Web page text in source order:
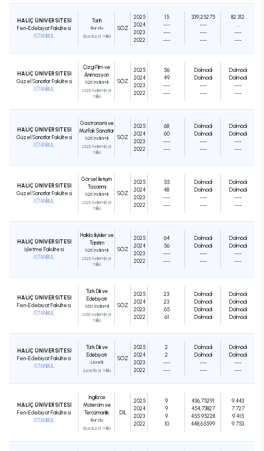
HALİÇ ÜNİVERSİTESİ
Fen-Edebiyat Fakültesi
İSTANBUL
Tarih
Burslu
(Burslu) (4 Yıllık)
SÖZ
2025
2024
2023
2022
15
---
---
---
339,25275
---
---
---
82.312
---
---
HALİÇ ÜNİVERSİTESİ
Güzel Sanatlar Fakültesi
İSTANBUL
Çizgi Film ve
Animasyon
%25 İndirimli
(%25 İndirimli) (4
Yıllık)
SÖZ
2025
2024
2023
2022
56
49
---
---
Dolmadı
Dolmadı
---
---
Dolmadı
Dolmadı
---
---
HALİÇ ÜNİVERSİTESİ
Güzel Sanatlar Fakültesi
İSTANBUL
Gastronomi ve
Mutfak Sanatları
%25 İndirimli
(%25 İndirimli) (4
Yıllık)
SÖZ
2025
2024
2023
2022
68
60
---
---
Dolmadı
Dolmadı
---
---
Dolmadı
Dolmadı
---
---
HALİÇ ÜNİVERSİTESİ
Güzel Sanatlar Fakültesi
İSTANBUL
Görsel İletişim
Tasarımı
%25 İndirimli
(%25 İndirimli) (4
Yıllık)
SÖZ
2025
2024
2023
2022
55
48
---
---
Dolmadı
Dolmadı
---
---
Dolmadı
Dolmadı
---
---
HALİÇ ÜNİVERSİTESİ
İşletme Fakültesi
İSTANBUL
Halkla İlişkiler ve
Tanıtım
%25 İndirimli
(%25 İndirimli) (4
Yıllık)
SÖZ
2025
2024
2023
2022
64
56
---
---
Dolmadı
Dolmadı
---
---
Dolmadı
Dolmadı
---
---
HALİÇ ÜNİVERSİTESİ
Fen-Edebiyat Fakültesi
İSTANBUL
Türk Dili ve
Edebiyatı
%50 İndirimli
(%50 İndirimli) (4
Yıllık)
SÖZ
2025
2024
2023
2022
23
23
65
61
Dolmadı
Dolmadı
Dolmadı
Dolmadı
Dolmadı
Dolmadı
Dolmadı
Dolmadı
HALİÇ ÜNİVERSİTESİ
Fen-Edebiyat Fakültesi
İSTANBUL
Türk Dili ve
Edebiyatı
Ücretli
(Ücretli) (4 Yıllık)
SÖZ
2025
2024
2023
2022
2
2
---
---
Dolmadı
Dolmadı
---
---
Dolmadı
Dolmadı
---
---
HALİÇ ÜNİVERSİTESİ
Fen-Edebiyat Fakültesi
İSTANBUL
İngilizce
Mütercim ve
Tercümanlık
Burslu
(Burslu) (4 Yıllık)
DIL
2025
2024
2023
2022
9
9
9
10
436,75291
454,73827
455,95228
448,65599
9.443
7.727
9.415
9.753